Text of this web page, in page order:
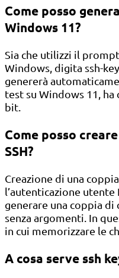
Come posso
Windows 11?
Sia che utilizzi il
Windows, digita ssh-
genererà
test su Windows 11, ha
bit.
Come posso
SSH?
Creazione di una
l’autenticazione
generare una coppia di
senza argomenti. In
in cui memorizzare le
A cosa serve ssh